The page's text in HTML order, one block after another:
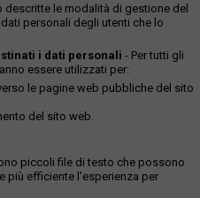
descritte le modalità di gestione del
personali degli utenti che lo
i dati personali - Per tutti gli
essere utilizzati per:
le pagine web pubbliche del sito
del sito web.
piccoli file di testo che possono
più efficiente l'esperienza per